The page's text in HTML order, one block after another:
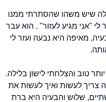
שיש משהו שהסתרתי ממנו
"אני מגיע לעזור" . הוא עבר
מאיפה היא נבעה ועזר לי
טוב והצלחתי לישון בלילה.
צריך לעשות ואיך לעשות את
שלוש והבעיה היא ברת